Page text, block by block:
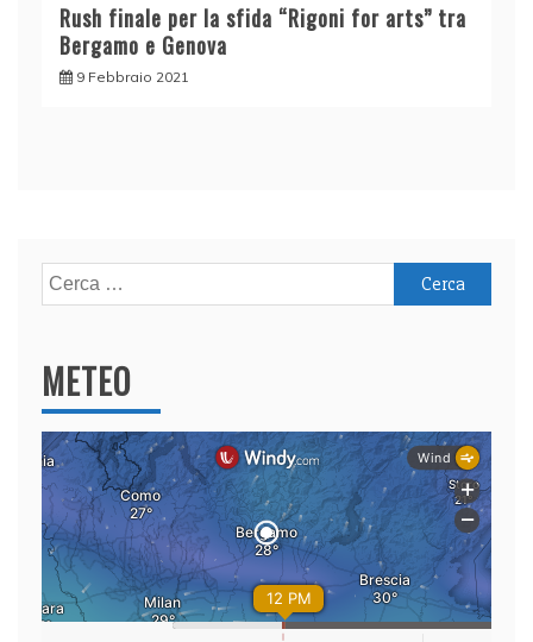
Rush finale per la sfida “Rigoni for arts” tra
Bergamo e Genova
9 Febbraio 2021
Ricerca
per:
METEO